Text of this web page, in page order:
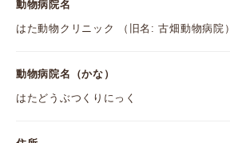
動物病院名
はた動物クリニック （旧名: 古畑動物病院）
動物病院名（かな）
はたどうぶつくりにっく